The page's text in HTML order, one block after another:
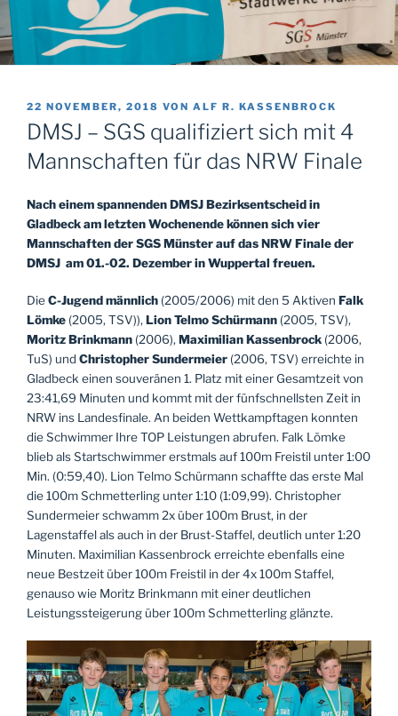
VERÖFFENTLICHT
AM
22 NOVEMBER, 2018 VON ALF R. KASSENBROCK
DMSJ – SGS qualifiziert sich mit 4
Mannschaften für das NRW Finale
Nach einem spannenden DMSJ Bezirksentscheid in
Gladbeck am letzten Wochenende können sich vier
Mannschaften der SGS Münster auf das NRW Finale der
DMSJ am 01.-02. Dezember in Wuppertal freuen.
DieC-Jugend männlich (2005/2006) mit den 5 Aktiven Falk
Lömke (2005, TSV)), Lion Telmo Schürmann (2005, TSV),
Moritz Brinkmann (2006), Maximilian Kassenbrock (2006,
TuS) und Christopher Sundermeier (2006, TSV) erreichte in
Gladbeck einen souveränen 1. Platz mit einer Gesamtzeit von
23:41,69 Minuten und kommt mit der fünfschnellsten Zeit in
NRW ins Landesfinale. An beiden Wettkampftagen konnten
die Schwimmer Ihre TOP Leistungen abrufen. Falk Lömke
blieb als Startschwimmer erstmals auf 100m Freistil unter 1:00
Min. (0:59,40). Lion Telmo Schürmann schaffte das erste Mal
die 100m Schmetterling unter 1:10 (1:09,99). Christopher
Sundermeier schwamm 2x über 100m Brust, in der
Lagenstaffel als auch in der Brust-Staffel, deutlich unter 1:20
Minuten. Maximilian Kassenbrock erreichte ebenfalls eine
neue Bestzeit über 100m Freistil in der 4x 100m Staffel,
genauso wie Moritz Brinkmann mit einer deutlichen
Leistungssteigerung über 100m Schmetterling glänzte.